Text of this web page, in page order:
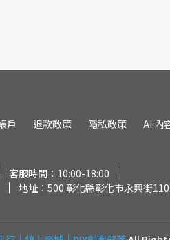
戶 退款政策 隱私政策 AI 內
客服時間：10:00-18:00
地址：500 彰化縣彰化市永興街